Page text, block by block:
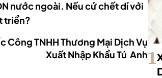
nước ngoài. Nếu cứ chết dí với
triển?
TNHH Thương Mại Dịch Vụ
Xuất Nhập Khẩu Tú Anh1